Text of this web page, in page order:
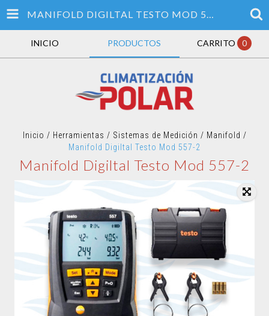
MANIFOLD DIGILTAL TESTO MOD 557-2
INICIO PRODUCTOS CARRITO 0
Inicio / Herramientas / Sistemas de Medición / Manifold /
Manifold Digiltal Testo Mod 557-2
Manifold Digiltal Testo Mod 557-2